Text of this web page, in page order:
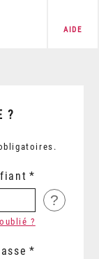
AIDE
?
?
?